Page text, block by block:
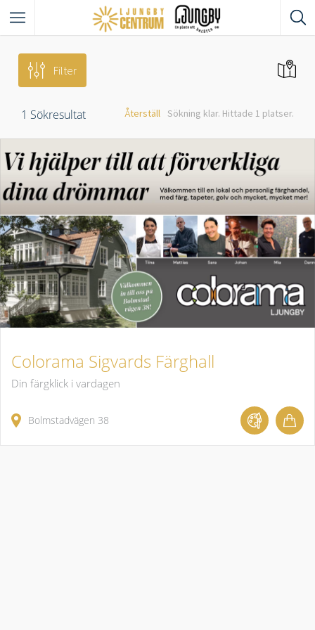
Filter
1 Sökresultat Sökning klar. Hittade 1 platser.
Återställ
Colorama Sigvards Färghall
Din färgklick i vardagen
Bolmstadvägen 38